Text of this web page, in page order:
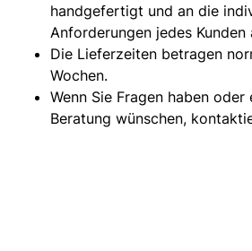
handgefertigt und an die
Anforderungen jedes Kunden
Die Lieferzeiten betragen
Wochen.
Wenn Sie Fragen haben
Beratung wünschen,